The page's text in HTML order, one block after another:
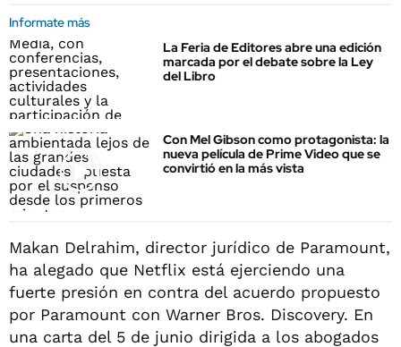
Informate más
La Feria de Editores abre una edición
marcada por el debate sobre la Ley
del Libro
Con Mel Gibson como protagonista: la
nueva película de Prime Video que se
convirtió en la más vista
Makan Delrahim, director jurídico de Paramount,
ha alegado que Netflix está ejerciendo una
fuerte presión en contra del acuerdo propuesto
por Paramount con Warner Bros. Discovery. En
una carta del 5 de junio dirigida a los abogados